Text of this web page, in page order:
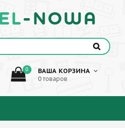
-NOWA
0 ВАША КОРЗИНА
0 товаров